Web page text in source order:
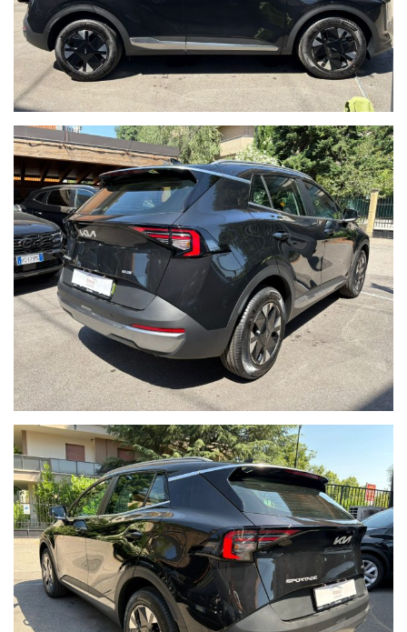
Cell. 333 7658357 - Andrea
Cell. 393 0596200 - Roberto
Sito web: www.brascaautomobili.it
Nota bene:
possono contenere errori o imprecisioni.
Quanto descritto non ha dunque valore contrattuale ma solo
informativo.
L'onere di verifica è riservato all'acquirente.